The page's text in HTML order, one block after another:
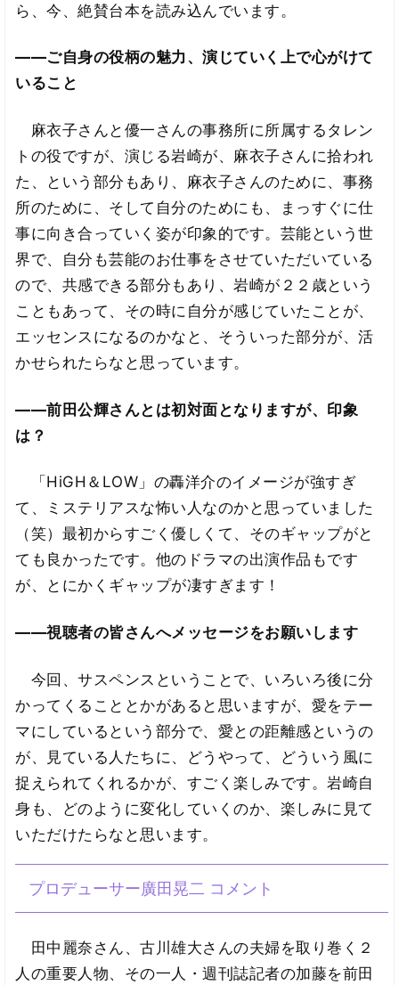
ら、今、絶賛台本を読み込んでいます。
――ご自身の役柄の魅力、演じていく上で心がけて
いること
麻衣子さんと優一さんの事務所に所属するタレン
トの役ですが、演じる岩崎が、麻衣子さんに拾われ
た、という部分もあり、麻衣子さんのために、事務
所のために、そして自分のためにも、まっすぐに仕
事に向き合っていく姿が印象的です。芸能という世
界で、自分も芸能のお仕事をさせていただいている
ので、共感できる部分もあり、岩崎が２２歳という
こともあって、その時に自分が感じていたことが、
エッセンスになるのかなと、そういった部分が、活
かせられたらなと思っています。
――前田公輝さんとは初対面となりますが、印象
は？
「HiGH＆LOW」の轟洋介のイメージが強すぎ
て、ミステリアスな怖い人なのかと思っていました
（笑）最初からすごく優しくて、そのギャップがと
ても良かったです。他のドラマの出演作品もです
が、とにかくギャップが凄すぎます！
――視聴者の皆さんへメッセージをお願いします
今回、サスペンスということで、いろいろ後に分
かってくることとかがあると思いますが、愛をテー
マにしているという部分で、愛との距離感というの
が、見ている人たちに、どうやって、どういう風に
捉えられてくれるかが、すごく楽しみです。岩崎自
身も、どのように変化していくのか、楽しみに見て
いただけたらなと思います。
プロデューサー廣田晃二 コメント
田中麗奈さん、古川雄大さんの夫婦を取り巻く２
人の重要人物、その一人・週刊誌記者の加藤を前田